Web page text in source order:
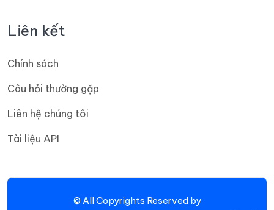
Liên kết
Chính sách
Câu hỏi thường gặp
Liên hệ chúng tôi
Tài liệu API
© All Copyrights Reserved by